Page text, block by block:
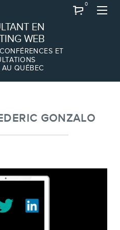
EN
WEB
ET
AU QUÉBEC
0
GONZALO